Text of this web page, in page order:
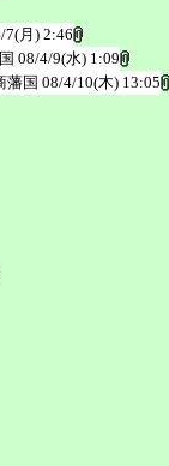
7(月) 2:46
08/4/9(水) 1:09
藩国 08/4/10(木) 13:05